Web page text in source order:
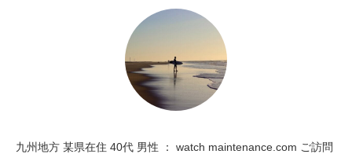
九州地方 某県在住 40代 男性 ： watch maintenance.com ご訪問